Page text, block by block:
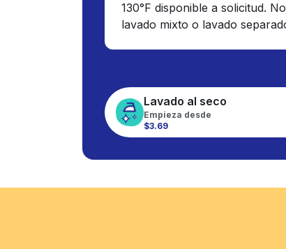
130°F disponible a solicitud.
lavado mixto o lavado
Lavado al seco
Empieza desde
$3.69